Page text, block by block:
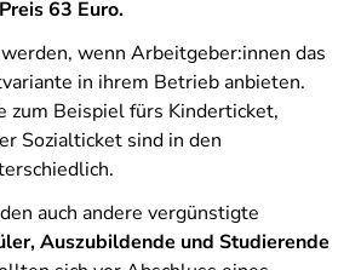
63 Euro.
wenn Arbeitgeber:innen das
in ihrem Betrieb anbieten.
zum Beispiel fürs Kinderticket,
Sozialticket sind in den
auch andere vergünstigte
Auszubildende und Studierende